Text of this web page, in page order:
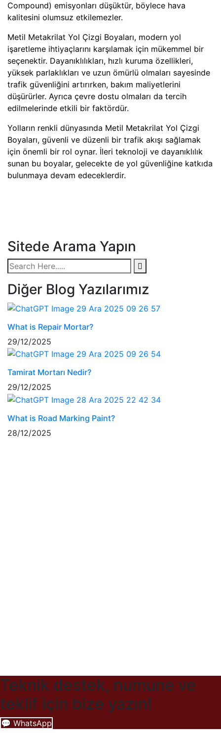
Compound) emisyonları düşüktür, böylece hava
kalitesini olumsuz etkilemezler.
Metil Metakrilat Yol Çizgi Boyaları, modern yol
işaretleme ihtiyaçlarını karşılamak için mükemmel bir
seçenektir. Dayanıklılıkları, hızlı kuruma özellikleri,
yüksek parlaklıkları ve uzun ömürlü olmaları sayesinde
trafik güvenliğini artırırken, bakım maliyetlerini
düşürürler. Ayrıca çevre dostu olmaları da tercih
edilmelerinde etkili bir faktördür.
Yolların renkli dünyasında Metil Metakrilat Yol Çizgi
Boyaları, güvenli ve düzenli bir trafik akışı sağlamak
için önemli bir rol oynar. İleri teknoloji ve dayanıklılık
sunan bu boyalar, gelecekte de yol güvenliğine katkıda
bulunmaya devam edeceklerdir.
Sitede Arama Yapın
Diğer Blog Yazılarımız
What is Repair Mortar?
29/12/2025
Tamirat Mortarı Nedir?
29/12/2025
What is Road Marking Paint?
28/12/2025
Teknik destek, numune ve
teklif için bize yazın!
💬 WhatsApp